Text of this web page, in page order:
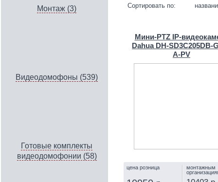
Монтаж (3)
Видеодомофоны (539)
Готовые комплекты
видеодомофонии (58)
Сортировать по:
Мини-PTZ IP-
Dahua DH-SD3C205DB-
A-PV
цена розница
монтажным